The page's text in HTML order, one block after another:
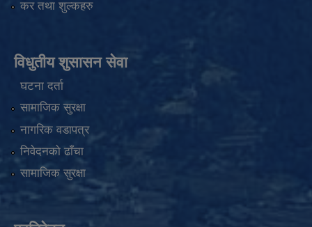
कर तथा शुल्कहरु
विधुतीय शुसासन सेवा
घटना दर्ता
सामाजिक सुरक्षा
नागरिक वडापत्र
निवेदनको ढाँचा
सामाजिक सुरक्षा